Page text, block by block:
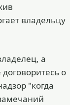
владельцу
а
о
"когда